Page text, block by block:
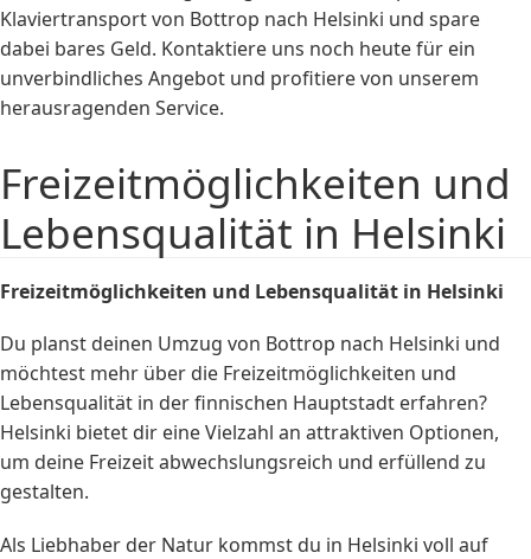
Klaviertransport von Bottrop nach Helsinki und spare
dabei bares Geld. Kontaktiere uns noch heute für ein
unverbindliches Angebot und profitiere von unserem
herausragenden Service.
Freizeitmöglichkeiten und
Lebensqualität in Helsinki
Freizeitmöglichkeiten und Lebensqualität in Helsinki
Du planst deinen Umzug von Bottrop nach Helsinki und
möchtest mehr über die Freizeitmöglichkeiten und
Lebensqualität in der finnischen Hauptstadt erfahren?
Helsinki bietet dir eine Vielzahl an attraktiven Optionen,
um deine Freizeit abwechslungsreich und erfüllend zu
gestalten.
Als Liebhaber der Natur kommst du in Helsinki voll auf